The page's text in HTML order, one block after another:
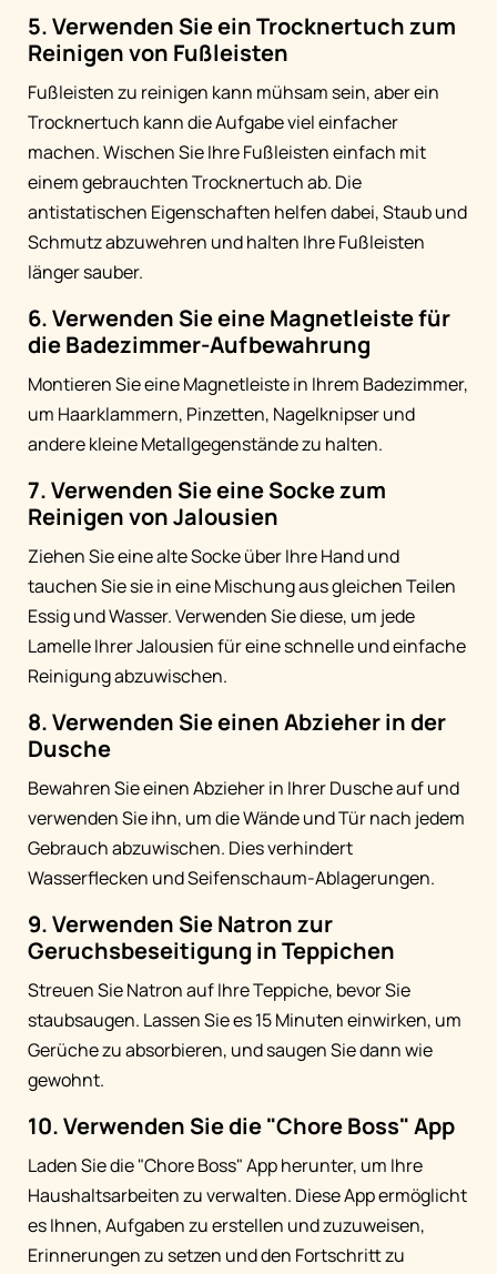
5. Verwenden Sie ein Trocknertuch zum
Reinigen von Fußleisten
Fußleisten zu reinigen kann mühsam sein, aber ein
Trocknertuch kann die Aufgabe viel einfacher
machen. Wischen Sie Ihre Fußleisten einfach mit
einem gebrauchten Trocknertuch ab. Die
antistatischen Eigenschaften helfen dabei, Staub und
Schmutz abzuwehren und halten Ihre Fußleisten
länger sauber.
6. Verwenden Sie eine Magnetleiste für
die Badezimmer-Aufbewahrung
Montieren Sie eine Magnetleiste in Ihrem Badezimmer,
um Haarklammern, Pinzetten, Nagelknipser und
andere kleine Metallgegenstände zu halten.
7. Verwenden Sie eine Socke zum
Reinigen von Jalousien
Ziehen Sie eine alte Socke über Ihre Hand und
tauchen Sie sie in eine Mischung aus gleichen Teilen
Essig und Wasser. Verwenden Sie diese, um jede
Lamelle Ihrer Jalousien für eine schnelle und einfache
Reinigung abzuwischen.
8. Verwenden Sie einen Abzieher in der
Dusche
Bewahren Sie einen Abzieher in Ihrer Dusche auf und
verwenden Sie ihn, um die Wände und Tür nach jedem
Gebrauch abzuwischen. Dies verhindert
Wasserflecken und Seifenschaum-Ablagerungen.
9. Verwenden Sie Natron zur
Geruchsbeseitigung in Teppichen
Streuen Sie Natron auf Ihre Teppiche, bevor Sie
staubsaugen. Lassen Sie es 15 Minuten einwirken, um
Gerüche zu absorbieren, und saugen Sie dann wie
gewohnt.
10. Verwenden Sie die "Chore Boss" App
Laden Sie die "Chore Boss" App herunter, um Ihre
Haushaltsarbeiten zu verwalten. Diese App ermöglicht
es Ihnen, Aufgaben zu erstellen und zuzuweisen,
Erinnerungen zu setzen und den Fortschritt zu